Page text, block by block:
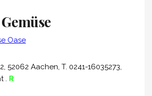
Oase
52062 Aachen, T. 0241-16035273,
. R